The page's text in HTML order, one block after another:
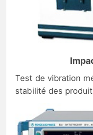
Test de vibration
stabilité des